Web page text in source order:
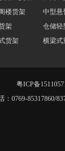
楼货架
中型悬
架
仓储
货架
横梁
楼货架
佛山
粤ICP备
：0769-85317860/